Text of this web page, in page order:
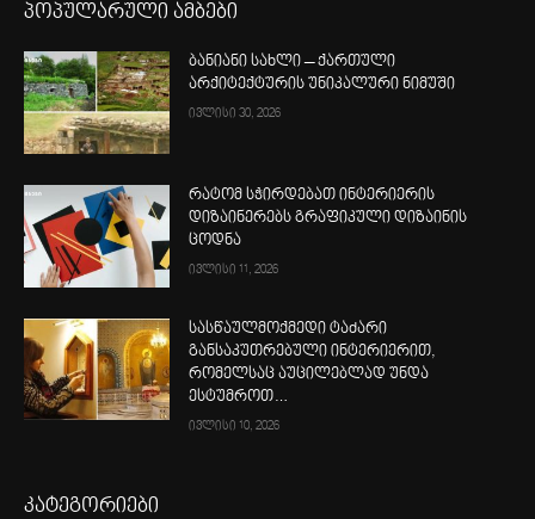
პოპულარული ამბები
ბანიანი სახლი – ქართული
არქიტექტურის უნიკალური ნიმუში
ივლისი 30, 2026
რატომ სჭირდებათ ინტერიერის
დიზაინერებს გრაფიკული დიზაინის
ცოდნა
ივლისი 11, 2026
სასწაულმოქმედი ტაძარი
განსაკუთრებული ინტერიერით,
რომელსაც აუცილებლად უნდა
ესტუმროთ…
ივლისი 10, 2026
კატეგორიები